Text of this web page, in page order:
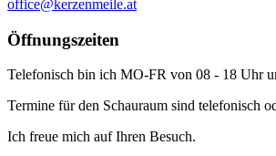
office@kerzenmeile.at
Öffnungszeiten
Telefonisch bin ich MO-FR von 08 - 18 Uhr
Termine für den Schauraum sind telefonisch
Ich freue mich auf Ihren Besuch.